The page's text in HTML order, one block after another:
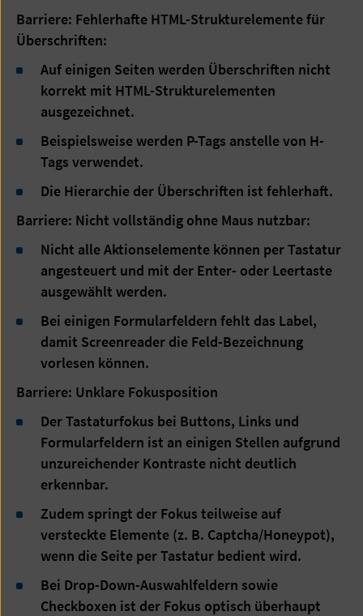
Barriere: Fehlerhafte HTML-Strukturelemente für
Überschriften:
Auf einigen Seiten werden Überschriften nicht
korrekt mit HTML-Strukturelementen
ausgezeichnet.
Beispielsweise werden P-Tags anstelle von H-
Tags verwendet.
Die Hierarchie der Überschriften ist fehlerhaft.
Barriere: Nicht vollständig ohne Maus nutzbar:
Nicht alle Aktionselemente können per Tastatur
angesteuert und mit der Enter- oder Leertaste
ausgewählt werden.
Bei einigen Formularfeldern fehlt das Label,
damit Screenreader die Feld-Bezeichnung
vorlesen können.
Barriere: Unklare Fokusposition
Der Tastaturfokus bei Buttons, Links und
Formularfeldern ist an einigen Stellen aufgrund
unzureichender Kontraste nicht deutlich
erkennbar.
Zudem springt der Fokus teilweise auf
versteckte Elemente (z. B. Captcha/Honeypot),
wenn die Seite per Tastatur bedient wird.
Bei Drop-Down-Auswahlfeldern sowie
Checkboxen ist der Fokus optisch überhaupt